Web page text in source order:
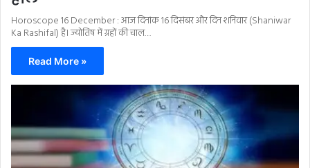
Horoscope 16 December : आज दिनांक 16 दिसंबर और दिन शनिवार (Shaniwar
Ka Rashifal) है। ज्योतिष में ग्रहों की चाल…
Read More »